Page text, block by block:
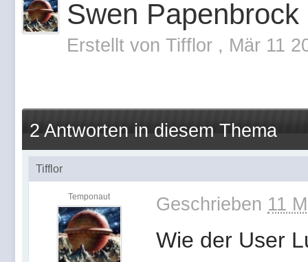
Swen
Erstellt von Tifflor , Mär 11
2 Antworten in diesem Thema
Tifflor
Temponaut Geschrieben 11
Wie der User